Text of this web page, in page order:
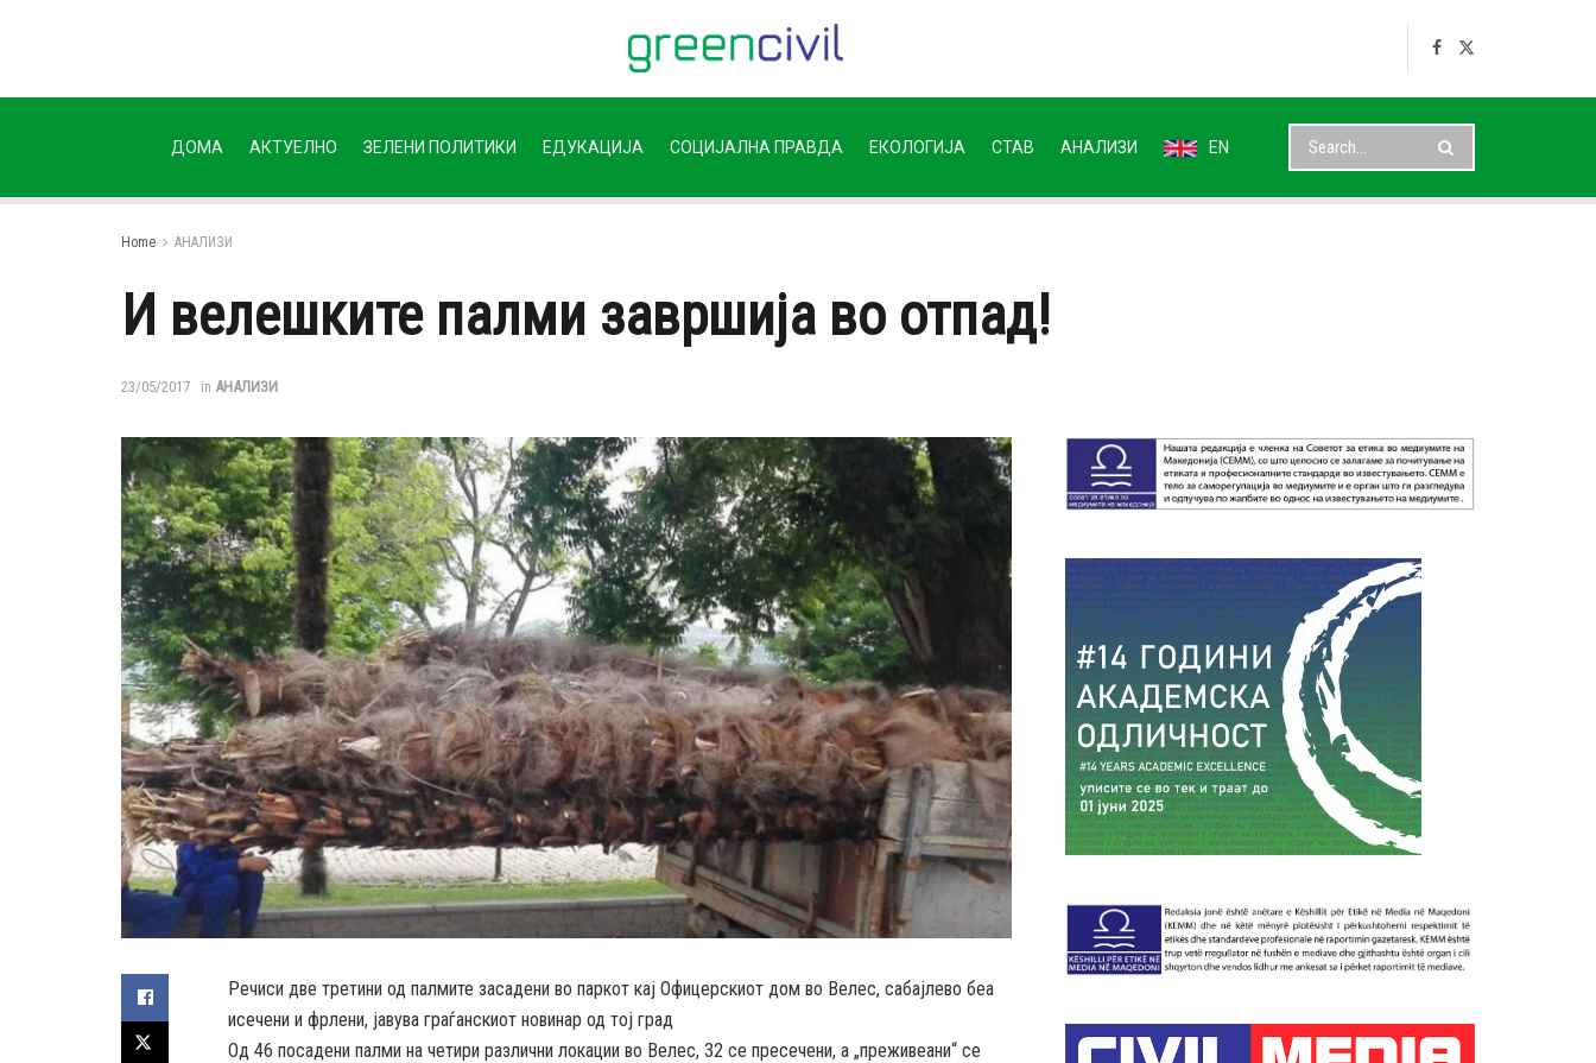
ДОМА АКТУЕЛНО ЗЕЛЕНИ ПОЛИТИКИ ЕДУКАЦИЈА СОЦИЈАЛНА ПРАВДА ЕКОЛОГИЈА СТАВ АНАЛИЗИ EN
Home АНАЛИЗИ
И велешките палми завршија во отпад!
23/05/2017 in АНАЛИЗИ
Речиси две третини од палмите засадени во паркот кај Офицерскиот дом во Велес, сабајлево беа
исечени и фрлени, јавува граѓанскиот новинар од тој град
Од 46 посадени палми на четири различни локации во Велес, 32 се пресечени, а „преживеани“ се